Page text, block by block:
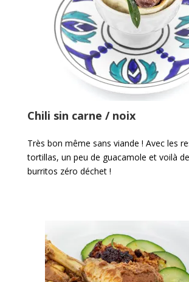
Chili sin carne / noix
Très bon même sans viande ! Avec les
tortillas, un peu de guacamole et voilà
burritos zéro déchet !